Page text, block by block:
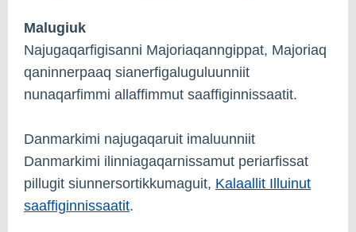
Malugiuk
Najugaqarfigisanni Majoriaqanngippat, Majoriaq
qaninnerpaaq sianerfigaluguluunniit
nunaqarfimmi allaffimmut saaffiginnissaatit.
Danmarkimi najugaqaruit imaluunniit
Danmarkimi ilinniagaqarnissamut periarfissat
pillugit siunnersortikkumaguit, Kalaallit Illuinut
saaffiginnissaatit.